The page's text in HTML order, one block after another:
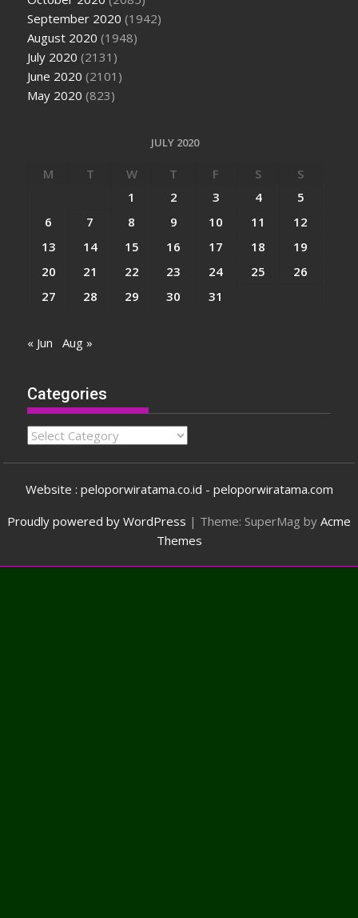
September 2020 (1942)
August 2020 (1948)
July 2020 (2131)
June 2020 (2101)
May 2020 (823)
JULY 2020
M T W T F S
S
1
2 3 4
5
6
7 8 9 10 11
12
13
14 15 16 17 18
19
20
21 22 23 24 25
26
27
28 29 30 31
« Jun Aug »
Categories
Categories
Website : peloporwiratama.co.id - peloporwiratama.com
Proudly powered by WordPress | Theme: SuperMag by Acme
Themes